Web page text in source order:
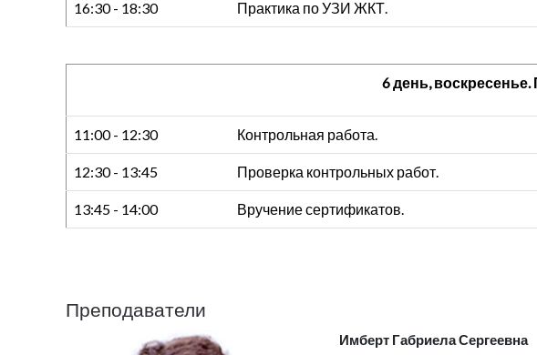
16:30 - 18:30 Практика по УЗИ ЖКТ.
6 день,
11:00 - 12:30 Контрольная работа.
12:30 - 13:45 Проверка контрольных работ.
13:45 - 14:00 Вручение сертификатов.
Преподаватели
Имберт Габриела Сергеевна